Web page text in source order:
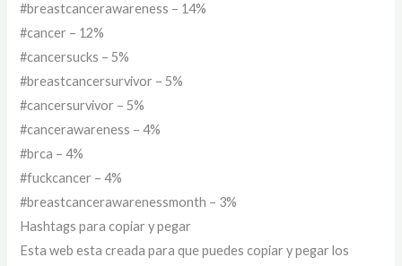
#breastcancerawareness – 14%
#cancer – 12%
#cancersucks – 5%
#breastcancersurvivor – 5%
#cancersurvivor – 5%
#cancerawareness – 4%
#brca – 4%
#fuckcancer – 4%
#breastcancerawarenessmonth – 3%
Hashtags para copiar y pegar
Esta web esta creada para que puedes copiar y pegar los